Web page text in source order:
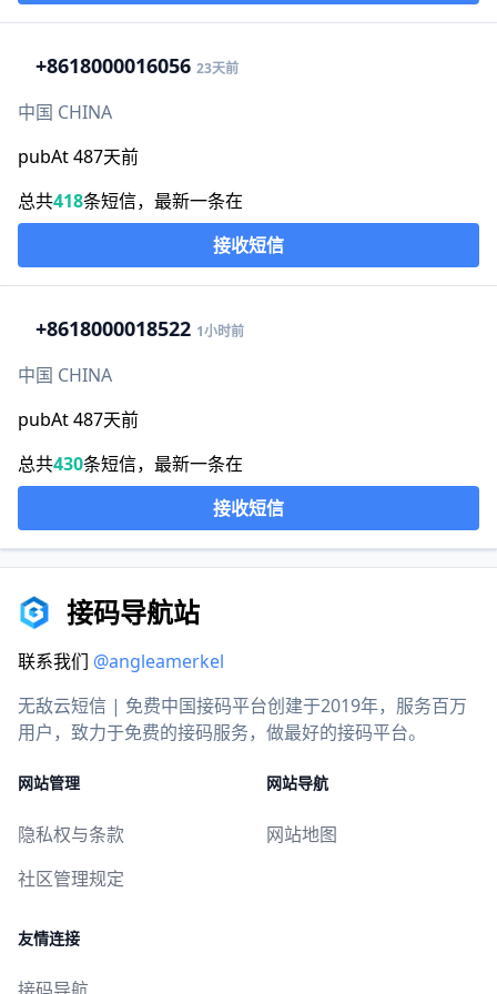
+8618000016056 23天前
中国 CHINA
pubAt 487天前
总共418条短信，最新一条在
接收短信
+8618000018522 1小时前
中国 CHINA
pubAt 487天前
总共430条短信，最新一条在
接收短信
接码导航站
联系我们 @angleamerkel
无敌云短信 | 免费中国接码平台创建于2019年，服务百万
用户，致力于免费的接码服务，做最好的接码平台。
网站管理
隐私权与条款
社区管理规定
网站导航
网站地图
友情连接